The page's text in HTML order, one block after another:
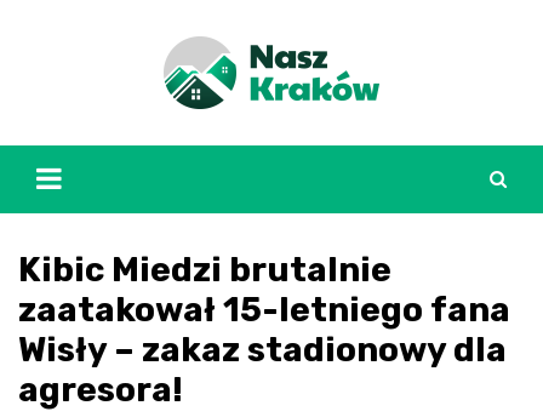
Kibic Miedzi brutalnie
zaatakował 15-letniego fana
Wisły – zakaz stadionowy dla
agresora!